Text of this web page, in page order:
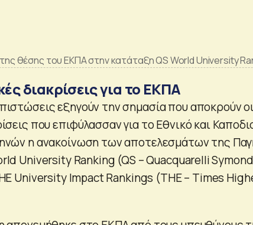
θέσης του ΕΚΠΑ στην κατάταξη QS World University
διακρίσεις για το ΕΚΠΑ
εξηγούν την σημασία που αποκρούν
που επιφύλασσαν για το Εθνικό και
η ανακοίνωση των αποτελεσμάτων της
University Ranking (QS – Quacquarelli
University Impact Rankings (THE – Times